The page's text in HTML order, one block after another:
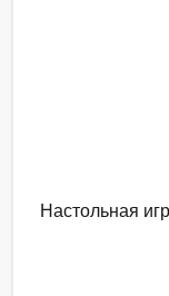
Настольная